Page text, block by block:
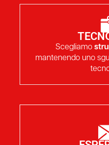
Scegliamo
mantenendo uno